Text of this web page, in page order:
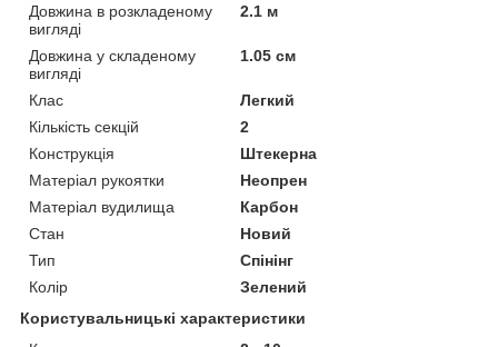
Довжина в розкладеному
вигляді
2.1 м
Довжина у складеному
вигляді
1.05 см
Клас
Легкий
Кількість секцій
2
Конструкція
Штекерна
Матеріал рукоятки
Неопрен
Матеріал вудилища
Карбон
Стан
Новий
Тип
Спінінг
Колір
Зелений
Користувальницькі характеристики